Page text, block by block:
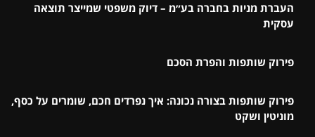
העברת מניות בחברה בע״מ – דיוק משפטי שמייצר תוצאה
עסקית
פירוק שותפות והפרת הסכם
פירוק שותפות בצורה נכונה: איך נפרדים חכם, שומרים על כסף,
מוניטין ושקט